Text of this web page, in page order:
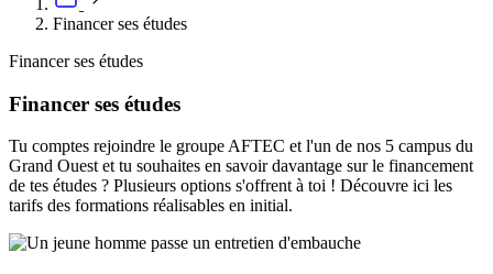
Financer ses études
Financer ses études
Financer ses études
Tu comptes rejoindre le groupe AFTEC et l'un de nos 5 campus du
Grand Ouest et tu souhaites en savoir davantage sur le financement
de tes études ? Plusieurs options s'offrent à toi ! Découvre ici les
tarifs des formations réalisables en initial.